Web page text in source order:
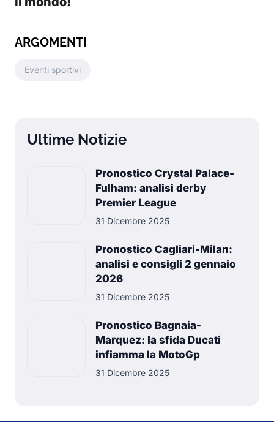
ARGOMENTI
Eventi sportivi
Ultime Notizie
Pronostico Crystal Palace-
Fulham: analisi derby
Premier League
31 Dicembre 2025
Pronostico Cagliari-Milan:
analisi e consigli 2 gennaio
2026
31 Dicembre 2025
Pronostico Bagnaia-
Marquez: la sfida Ducati
infiamma la MotoGp
31 Dicembre 2025